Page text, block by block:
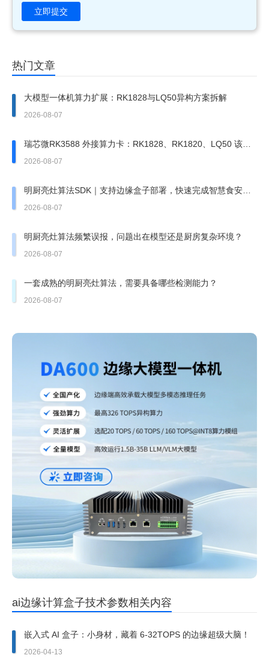
立即提交
热门文章
大模型一体机算力扩展：RK1828与LQ50异构方案拆解
2026-08-07
瑞芯微RK3588 外接算力卡：RK1828、RK1820、LQ50 该上
哪一张？
2026-08-07
明厨亮灶算法SDK｜支持边缘盒子部署，快速完成智慧食安改
造
2026-08-07
明厨亮灶算法频繁误报，问题出在模型还是厨房复杂环境？
2026-08-07
一套成熟的明厨亮灶算法，需要具备哪些检测能力？
2026-08-07
ai边缘计算盒子技术参数相关内容
嵌入式 AI 盒子：小身材，藏着 6-32TOPS 的边缘超级大脑！
2026-04-13